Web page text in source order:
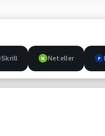
Skrill N Neteller P